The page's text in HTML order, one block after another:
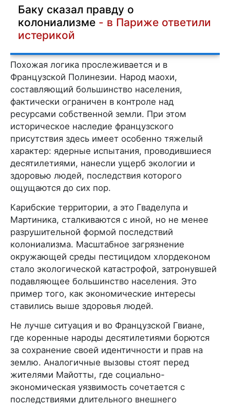
Баку сказал правду о
колониализме - в Париже ответили
истерикой
Похожая логика прослеживается и в
Французской Полинезии. Народ маохи,
составляющий большинство населения,
фактически ограничен в контроле над
ресурсами собственной земли. При этом
историческое наследие французского
присутствия здесь имеет особенно тяжелый
характер: ядерные испытания, проводившиеся
десятилетиями, нанесли ущерб экологии и
здоровью людей, последствия которого
ощущаются до сих пор.
Карибские территории, а это Гваделупа и
Мартиника, сталкиваются с иной, но не менее
разрушительной формой последствий
колониализма. Масштабное загрязнение
окружающей среды пестицидом хлордеконом
стало экологической катастрофой, затронувшей
подавляющее большинство населения. Это
пример того, как экономические интересы
ставились выше здоровья людей.
Не лучше ситуация и во Французской Гвиане,
где коренные народы десятилетиями борются
за сохранение своей идентичности и прав на
землю. Аналогичные вызовы стоят перед
жителями Майотты, где социально-
экономическая уязвимость сочетается с
последствиями длительного внешнего